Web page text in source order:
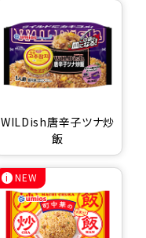
WILDish唐辛子ツナ炒
飯
NEW